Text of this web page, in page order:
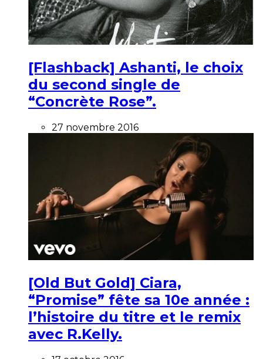
[Flashback] Ashanti, le choix
du second single de
“Concrète Rose”.
27 novembre 2016
[Old But Gold] Ciara,
“Promise” fête sa 10e année :
l’histoire du titre et le remix
avec R.Kelly.